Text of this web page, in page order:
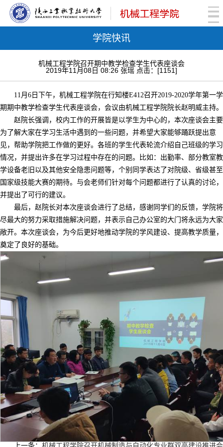
学院快讯
机械工程学院召开期中教学检查学生代表座谈会
2019年11月08日 08:26 张瑶 点击：[1151]
11月6日下午，机械工程学院在行知楼E412召开2019-2020学年第一学
期期中教学检查学生代表座谈会，会议由机械工程学院院长赵明威主持。
赵院长强调，校内工作的开展皆是以学生为中心的，本次座谈会主要
为了解大家在学习生活中遇到的一些问题，并希望大家能够踊跃提出意
见，帮助学院把工作做的更好。各班的学生代表轮流介绍自己班级的学习
情况，并提出许多在学习过程中存在的问题。比如：出勤率、部分教室教
学设备老旧以及其他安全隐患问题等，个别同学表达了对院级、省级甚至
国家级技能大赛的期待。与会老师们针对每个问题都进行了认真的讨论，
并提出了可行的建议。
最后，赵院长对本次座谈会进行了总结，感谢同学们的反馈，学院将
尽最大的努力采取措施解决问题，并表示自己办公室的大门将永远为大家
敞开。本次座谈会，为今后更好地推动学院的学风建设、提高教学质量，
奠定了良好的基础。